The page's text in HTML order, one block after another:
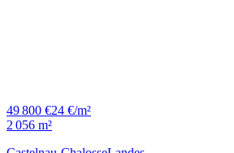
49 800 €24 €/m²
2 056 m²